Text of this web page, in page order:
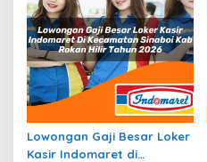
Lowongan Gaji Besar Loker
Kasir Indomaret di